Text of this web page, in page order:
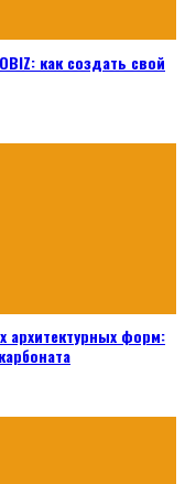
как создать свой
архитектурных форм: